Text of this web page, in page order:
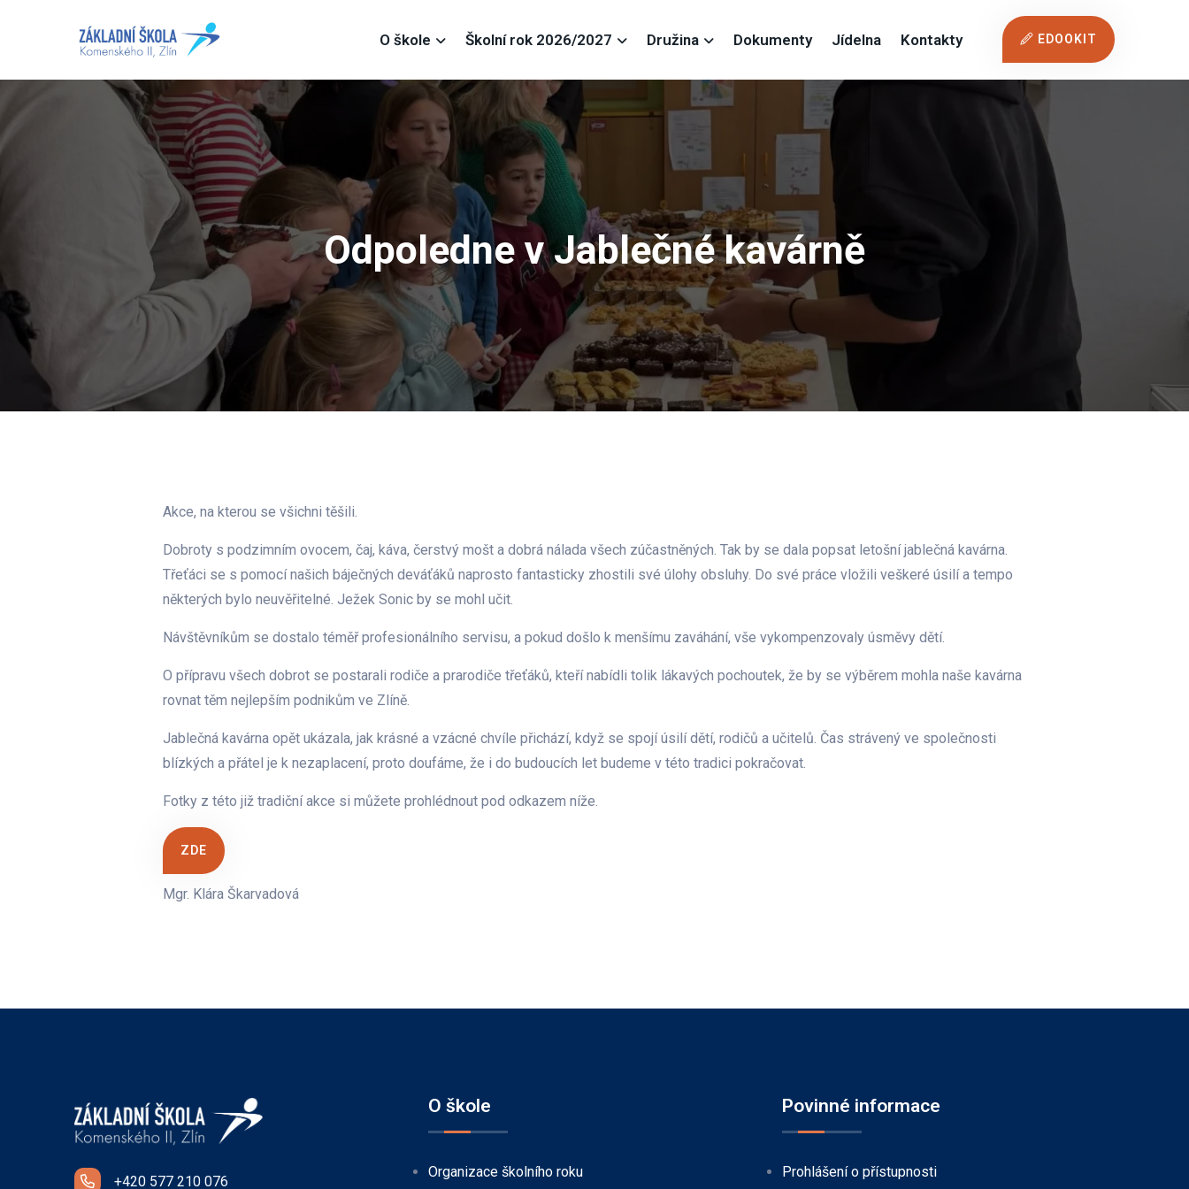
O škole Školní rok 2026/2027 Družina Dokumenty Jídelna Kontakty EDOOKIT
Odpoledne v Jablečné kavárně
Akce, na kterou se všichni těšili.
Dobroty s podzimním ovocem, čaj, káva, čerstvý mošt a dobrá nálada všech zúčastněných. Tak by se dala popsat letošní jablečná kavárna.
Třeťáci se s pomocí našich báječných deváťáků naprosto fantasticky zhostili své úlohy obsluhy. Do své práce vložili veškeré úsilí a tempo
některých bylo neuvěřitelné. Ježek Sonic by se mohl učit.
Návštěvníkům se dostalo téměř profesionálního servisu, a pokud došlo k menšímu zaváhání, vše vykompenzovaly úsměvy dětí.
O přípravu všech dobrot se postarali rodiče a prarodiče třeťáků, kteří nabídli tolik lákavých pochoutek, že by se výběrem mohla naše kavárna
rovnat těm nejlepším podnikům ve Zlíně.
Jablečná kavárna opět ukázala, jak krásné a vzácné chvíle přichází, když se spojí úsilí dětí, rodičů a učitelů. Čas strávený ve společnosti
blízkých a přátel je k nezaplacení, proto doufáme, že i do budoucích let budeme v této tradici pokračovat.
Fotky z této již tradiční akce si můžete prohlédnout pod odkazem níže.
ZDE
Mgr. Klára Škarvadová
+420 577 210 076
O škole
Organizace školního roku
Povinné informace
Prohlášení o přístupnosti